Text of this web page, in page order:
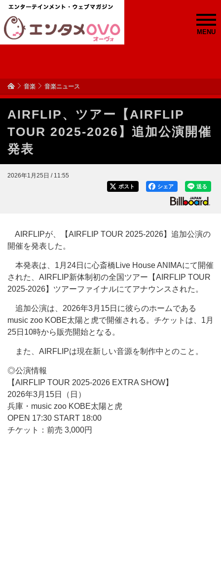
MENU
音楽 音楽ニュース
AIRFLIP、ツアー【AIRFLIP
TOUR 2025-2026】追加公演開催
発表
2026年1月25日 / 11:55
送る
シェア
ポスト
AIRFLIPが、【AIRFLIP TOUR 2025-2026】追加公演の
開催を発表した。
本発表は、1月24日に心斎橋Live House ANIMAにて開催
された、AIRFLIP新体制初の全国ツアー【AIRFLIP TOUR
2025-2026】ツアーファイナルにてアナウンスされた。
追加公演は、2026年3月15日に彼らのホームである
music zoo KOBE太陽と虎で開催される。チケットは、1月
25日10時から販売開始となる。
また、AIRFLIPは現在新しい音源を制作中とのこと。
◎公演情報
【AIRFLIP TOUR 2025-2026 EXTRA SHOW】
2026年3月15日（日）
兵庫・music zoo KOBE太陽と虎
OPEN 17:30 START 18:00
チケット：前売 3,000円